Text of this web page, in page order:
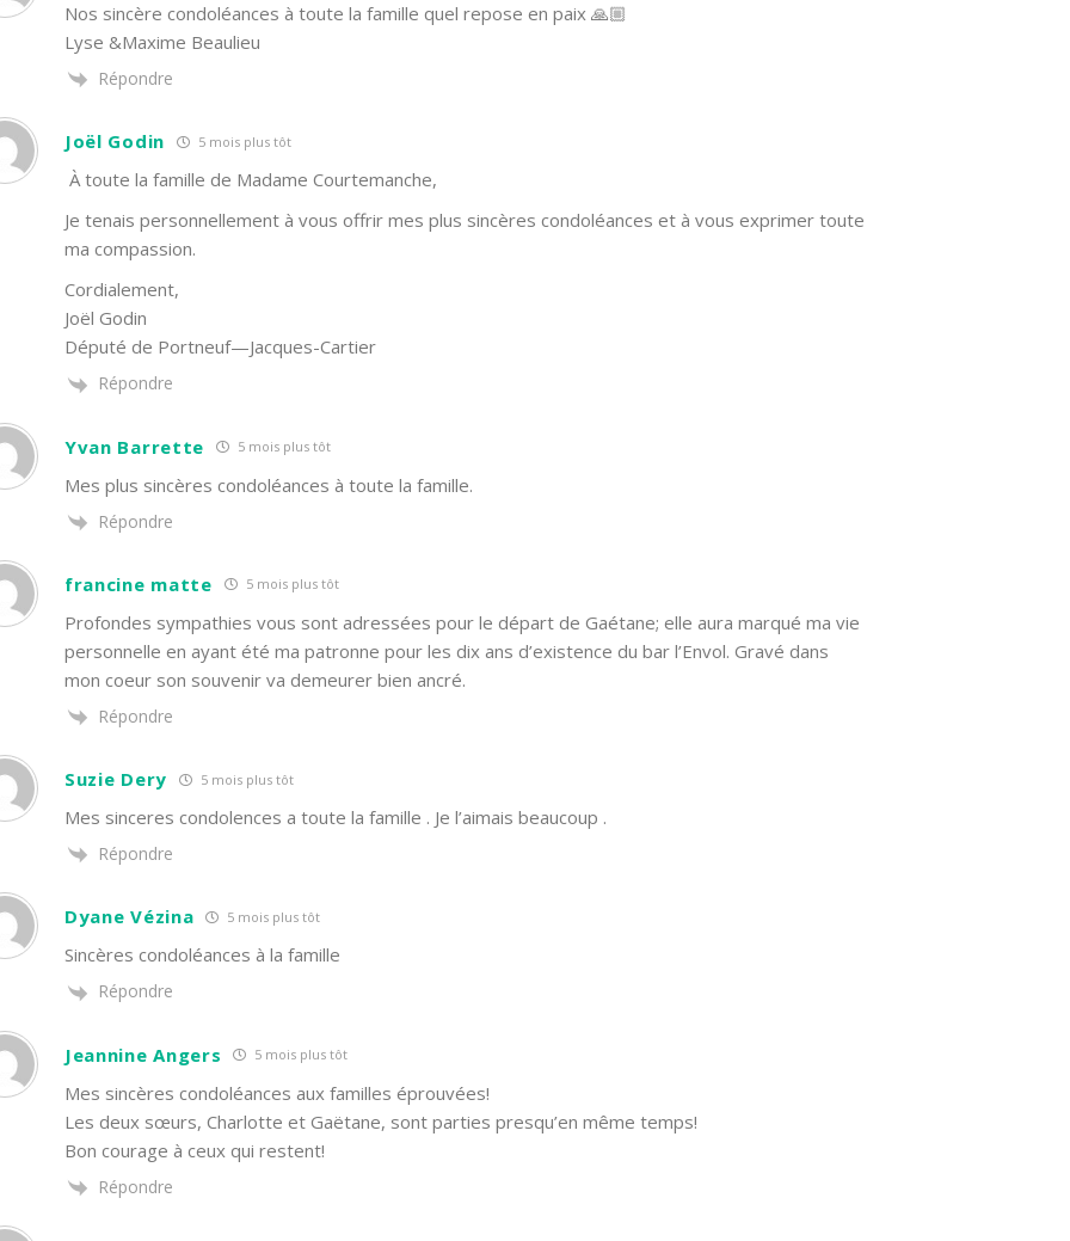
Nos sincère condoléances à toute la famille quel repose en paix 🙏🏼
Lyse &Maxime Beaulieu
Répondre
Joël Godin 5 mois plus tôt
À toute la famille de Madame Courtemanche,
Je tenais personnellement à vous offrir mes plus sincères condoléances et à vous exprimer toute
ma compassion.
Cordialement,
Joël Godin
Député de Portneuf—Jacques-Cartier
Répondre
Yvan Barrette 5 mois plus tôt
Mes plus sincères condoléances à toute la famille.
Répondre
francine matte 5 mois plus tôt
Profondes sympathies vous sont adressées pour le départ de Gaétane; elle aura marqué ma vie
personnelle en ayant été ma patronne pour les dix ans d’existence du bar l’Envol. Gravé dans
mon coeur son souvenir va demeurer bien ancré.
Répondre
Suzie Dery 5 mois plus tôt
Mes sinceres condolences a toute la famille . Je l’aimais beaucoup .
Répondre
Dyane Vézina 5 mois plus tôt
Sincères condoléances à la famille
Répondre
Jeannine Angers 5 mois plus tôt
Mes sincères condoléances aux familles éprouvées!
Les deux sœurs, Charlotte et Gaëtane, sont parties presqu’en même temps!
Bon courage à ceux qui restent!
Répondre